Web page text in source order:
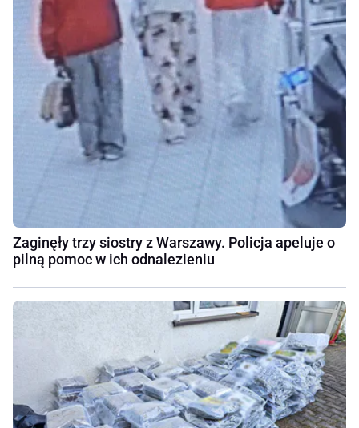
Zaginęły trzy siostry z Warszawy. Policja apeluje o
pilną pomoc w ich odnalezieniu